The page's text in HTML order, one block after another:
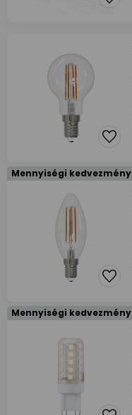
Mennyiségi kedvezmény
Mennyiségi kedvezmény